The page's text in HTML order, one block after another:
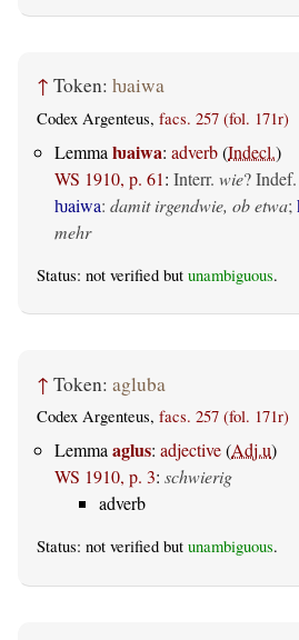
↑ Token: ƕaiwa
Codex Argenteus, facs. 257 (fol. 171r)
Lemma ƕaiwa: adverb(Indecl.)
WS 1910, p. 61: Interr. wie? Indef.
ƕaiwa: damit irgendwie, ob etwa;
mehr
Status: not verified but unambiguous.
↑ Token: agluba
Codex Argenteus, facs. 257 (fol. 171r)
Lemmaaglus: adjective(Adj.u)
WS 1910, p. 3: schwierig
adverb
Status: not verified but unambiguous.